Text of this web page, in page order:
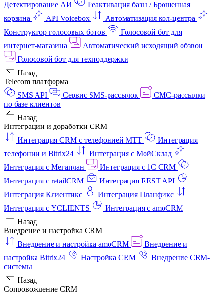
Детектирование АИ
Реактивация базы / Брошенная
корзина
API Voicebox
Автоматизация кол‑центра
Конструктор голосовых ботов
Голосовой бот для
интернет‑магазина
Автоматический исходящий обзвон
Голосовой бот для техподдержки
Назад
Telecom платформа
SMS API
Сервис SMS-рассылок
СМС-рассылки
по базе клиентов
Назад
Интеграции и доработки CRM
Интеграция CRM с телефонией МТТ
Интеграция
телефонии и Bitrix24
Интеграция с МойСклад
Интеграция с Мегаплан
Интеграция с 1C CRM
Интеграция с retailCRM
Интеграция REST API
Интеграция Клиентикс
Интеграция Планфикс
Интеграция с YCLIENTS
Интеграция с amoCRM
Назад
Внедрение и настройка CRM
Внедрение и настройка amoCRM
Внедрение и
настройка Bitrix24
Настройка CRM
Внедрение CRM-
системы
Назад
Сопровождение CRM